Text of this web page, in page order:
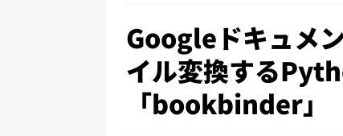
ースまとめ 2026.08.05
[ 2026年8月4日 ] 小学館「
め 2026.08.04
[ 2026年8月3日 ]
「講談
Googleドキュメ
イル変換する
「bookbinder」